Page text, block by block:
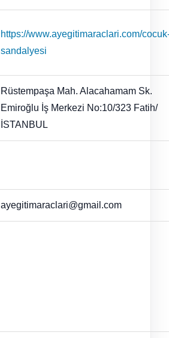
https://www.ayegitimaraclari.com/
sandalyesi
Rüstempaşa Mah. Alacahamam Sk.
Emiroğlu İş Merkezi No:10/323 Fatih/
İSTANBUL
ayegitimaraclari@gmail.com